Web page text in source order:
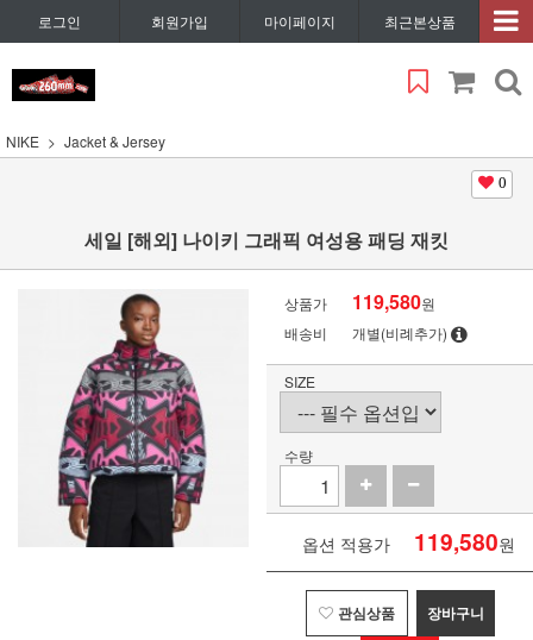
로그인 회원가입 마이페이지 최근본상품
NIKE Jacket & Jersey
0
세일 [해외] 나이키 그래픽 여성용 패딩 재킷
상품가 119,580원
배송비
개별(비례추가)
SIZE
수량
옵션 적용가 119,580원
관심상품 장바구니